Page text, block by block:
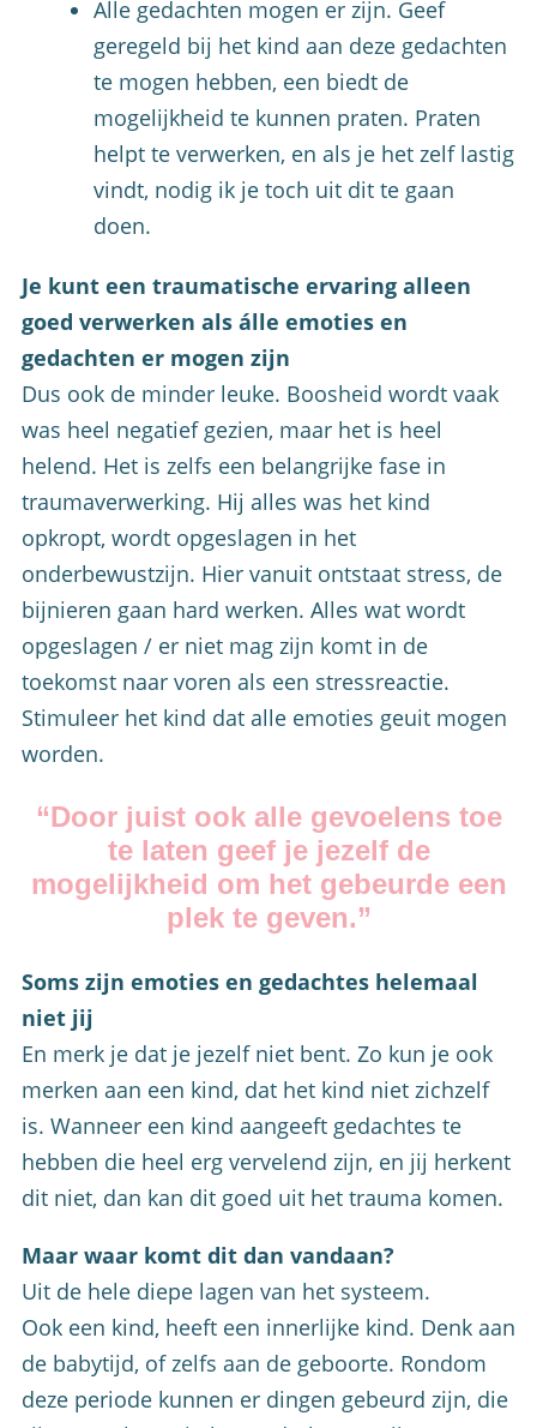
Alle gedachten mogen er zijn. Geef
geregeld bij het kind aan deze gedachten
te mogen hebben, een biedt de
mogelijkheid te kunnen praten. Praten
helpt te verwerken, en als je het zelf lastig
vindt, nodig ik je toch uit dit te gaan
doen.
Je kunt een traumatische ervaring alleen
goed verwerken als álle emoties en
gedachten er mogen zijn
Dus ook de minder leuke. Boosheid wordt vaak
was heel negatief gezien, maar het is heel
helend. Het is zelfs een belangrijke fase in
traumaverwerking. Hij alles was het kind
opkropt, wordt opgeslagen in het
onderbewustzijn. Hier vanuit ontstaat stress, de
bijnieren gaan hard werken. Alles wat wordt
opgeslagen / er niet mag zijn komt in de
toekomst naar voren als een stressreactie.
Stimuleer het kind dat alle emoties geuit mogen
worden.
“Door juist ook alle gevoelens toe
te laten geef je jezelf de
mogelijkheid om het gebeurde een
plek te geven.”
Soms zijn emoties en gedachtes helemaal
niet jij
En merk je dat je jezelf niet bent. Zo kun je ook
merken aan een kind, dat het kind niet zichzelf
is. Wanneer een kind aangeeft gedachtes te
hebben die heel erg vervelend zijn, en jij herkent
dit niet, dan kan dit goed uit het trauma komen.
Maar waar komt dit dan vandaan?
Uit de hele diepe lagen van het systeem.
Ook een kind, heeft een innerlijke kind. Denk aan
de babytijd, of zelfs aan de geboorte. Rondom
deze periode kunnen er dingen gebeurd zijn, die